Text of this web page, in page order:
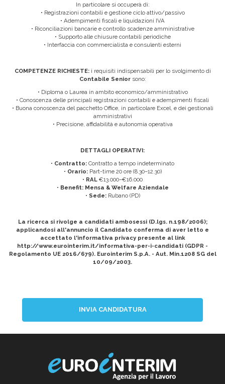
In particolare si occuperà di:
• Registrazioni contabili e gestione ciclo attivo/passivo
• Adempimenti fiscali e liquidazioni IVA
• Riconciliazioni bancarie e controllo scadenze amministrative
• Supporto alle chiusure contabili periodiche
• Interfaccia con commercialista e consulenti esterni
COMPETENZE RICHIESTE:i requisiti indispensabili per lo svolgimento di
Contabile Senior sono:
• Diploma o Laurea in ambito economico/amministrativo
• Conoscenza delle principali registrazioni contabili e adempimenti fiscali
• Buona conoscenza del pacchetto Office, in particolare Excel, e dei gestionali
amministrativi
• Precisione, affidabilità e autonomia operativa
DETTAGLI OPERATIVI:
• Contratto: Contratto a tempo indeterminato
• Orario:Part-time 20 ore (8.30–12.30)
• RAL €13.000–€16.000
• Benefit: Mensa & Welfare Aziendale
• Sede:Rubano (PD)
La ricerca si rivolge a candidati ambosessi (D.lgs. n.198/2006);
applicandosi all'annuncio il Candidato conferma di aver letto e
accettato l'informativa privacy presente al link
http://www.eurointerim.it/informativa-per-i-candidati (GDPR -
Regolamento UE 2016/679). Eurointerim S.p.A. - Aut. Min.1208 SG del
10/09/2003.
INVIA CANDIDATURA